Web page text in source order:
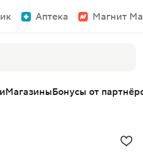
Аптека Магнит
МагазиныБонусы от